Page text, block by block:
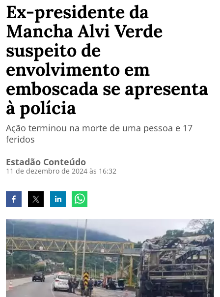
Ex-presidente da
Mancha Alvi Verde
suspeito de
envolvimento em
emboscada se apresenta
à polícia
Ação terminou na morte de uma pessoa e 17
feridos
Estadão Conteúdo
11 de dezembro de 2024 às 16:32